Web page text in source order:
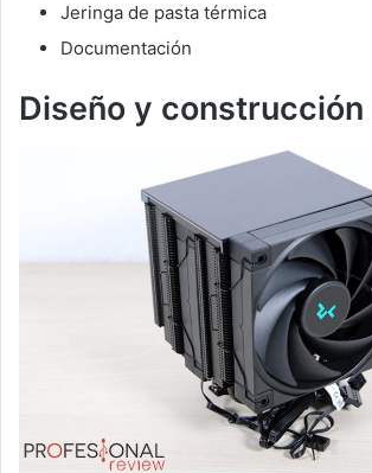
Jeringa de pasta térmica
Documentación
Diseño y construcción